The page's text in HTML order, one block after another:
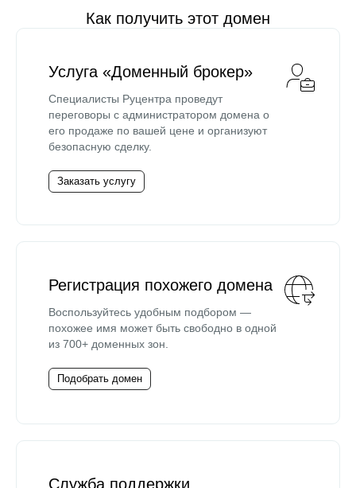
Как получить этот домен
Услуга «Доменный брокер»
Специалисты Руцентра проведут
переговоры с администратором домена о
его продаже по вашей цене и организуют
безопасную сделку.
Заказать услугу
Регистрация похожего домена
Воспользуйтесь удобным подбором —
похожее имя может быть свободно в одной
из 700+ доменных зон.
Подобрать домен
Служба поддержки